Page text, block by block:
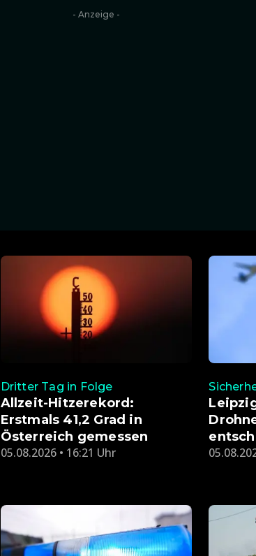
- Anzeige -
Dritter Tag in Folge
Allzeit-Hitzerekord:
Erstmals 41,2 Grad in
Österreich gemessen
05.08.2026 • 16:21 Uhr